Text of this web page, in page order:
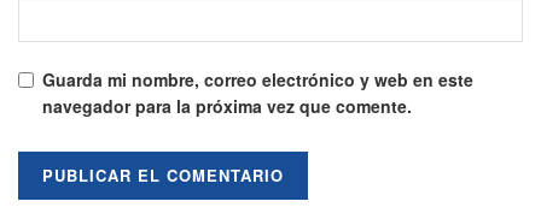
Guarda mi nombre, correo electrónico y web en este
navegador para la próxima vez que comente.